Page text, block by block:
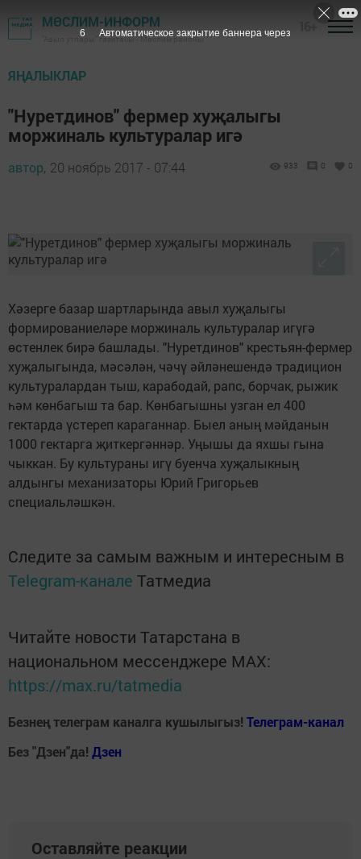
МӨСЛИМ-ИНФОРМ
"Авыл утлары" газетасы - Мөслим районы
ЯҢАЛЫКЛАР
"Нуретдинов" фермер хуҗалыгы
моржиналь культуралар игә
автор, 20 ноябрь 2017 - 07:44 933 0 0
Хәзерге базар шартларында авыл хуҗалыгы
формированиеләре моржиналь культуралар игүгә
өстенлек бирә башлады. "Нуретдинов" крестьян-фермер
хуҗалыгында, мәсәлән, чәчү әйләнешендә традицион
культуралардан тыш, карабодай, рапс, борчак, рыжик
һәм көнбагыш та бар. Көнбагышны узган ел 400
гектарда үстереп караганнар. Быел аның мәйданын
1000 гектарга җиткергәннәр. Уңышы да яхшы гына
чыккан. Бу культураны игү буенча хуҗалыкның
алдынгы механизаторы Юрий Григорьев
специальләшкән.
Следите за самым важным и интересным в
Telegram-канале Татмедиа
Читайте новости Татарстана в
национальном мессенджере MАХ:
https://max.ru/tatmedia
Безнең телеграм каналга кушылыгыз! Телеграм-канал
Без "Дзен"да! Дзен
Оставляйте реакции
5 Автоматическое закрытие баннера через